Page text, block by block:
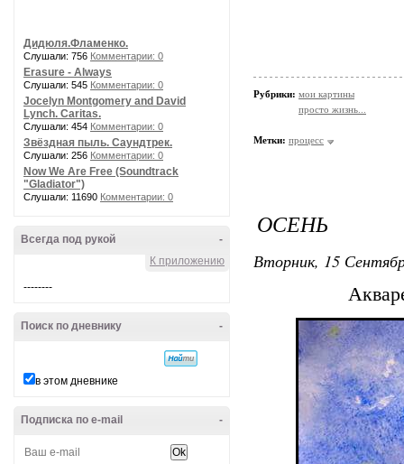
Дидюля.Фламенко.
Слушали: 756 Комментарии: 0
Erasure - Always
Слушали: 545 Комментарии: 0
Jocelyn Montgomery and David
Lynch. Caritas.
Слушали: 454 Комментарии: 0
Звёздная пыль. Саундтрек.
Слушали: 256 Комментарии: 0
Now We Are Free (Soundtrack
"Gladiator")
Слушали: 11690 Комментарии: 0
-
Всегда под рукой
К приложению
--------
-
Поиск по дневнику
в этом дневнике
-
Подписка по e-mail
Рубрики: мои картины
просто жизнь...
Метки: процесс
ОСЕНЬ
Вторник, 15